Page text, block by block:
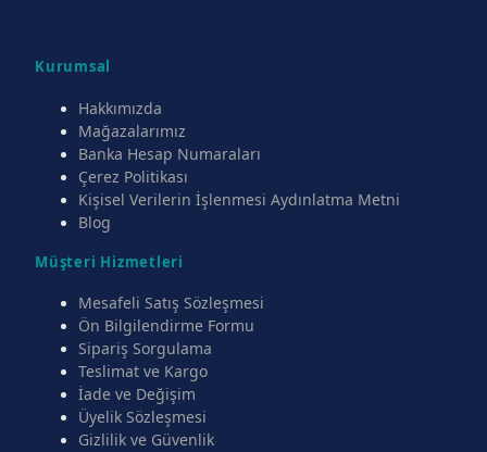
Kurumsal
Hakkımızda
Mağazalarımız
Banka Hesap Numaraları
Çerez Politikası
Kişisel Verilerin İşlenmesi Aydınlatma Metni
Blog
Müşteri Hizmetleri
Mesafeli Satış Sözleşmesi
Ön Bilgilendirme Formu
Sipariş Sorgulama
Teslimat ve Kargo
İade ve Değişim
Üyelik Sözleşmesi
Gizlilik ve Güvenlik